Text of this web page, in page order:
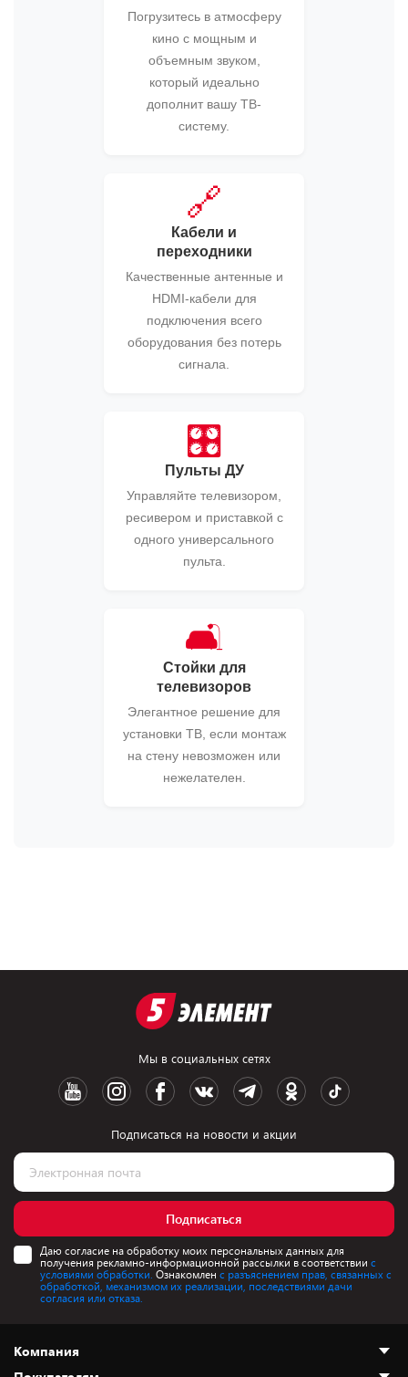
Погрузитесь в атмосферу
кино с мощным и
объемным звуком,
который идеально
дополнит вашу ТВ-
систему.
🔗
Кабели и
переходники
Качественные антенные и
HDMI-кабели для
подключения всего
оборудования без потерь
сигнала.
🎛️
Пульты ДУ
Управляйте телевизором,
ресивером и приставкой с
одного универсального
пульта.
🛋️
Стойки для
телевизоров
Элегантное решение для
установки ТВ, если монтаж
на стену невозможен или
нежелателен.
Мы в социальных сетях
Подписаться на новости и акции
Подписаться
Даю согласие на обработку моих персональных данных для
получения рекламно-информационной рассылки в соответствии с
условиями обработки. Ознакомлен с разъяснением прав, связанных с
обработкой, механизмом их реализации, последствиями дачи
согласия или отказа.
Компания